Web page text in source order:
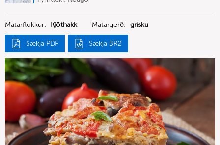
Matarflokkur: Kjöthakk Matargerð: grísku
Sækja PDF Sækja BR2